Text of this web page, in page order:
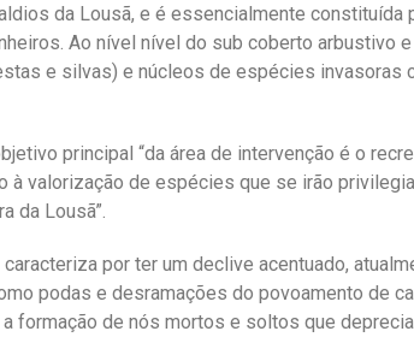
da Lousã, e é essencialmente constituída
Ao nível nível do sub coberto arbustivo
e silvas) e núcleos de espécies invasoras
principal “da área de intervenção é o
à valorização de espécies que se irão
da Lousã”.
por ter um declive acentuado,
podas e desramações do povoamento de
formação de nós mortos e soltos que